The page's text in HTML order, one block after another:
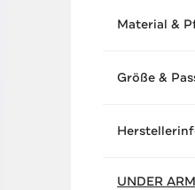
Material &
Größe &
UNDER